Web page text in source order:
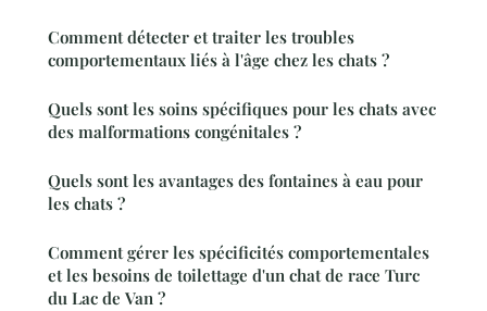
Comment détecter et traiter les troubles
comportementaux liés à l'âge chez les chats ?
Quels sont les soins spécifiques pour les chats avec
des malformations congénitales ?
Quels sont les avantages des fontaines à eau pour
les chats ?
Comment gérer les spécificités comportementales
et les besoins de toilettage d'un chat de race Turc
du Lac de Van ?